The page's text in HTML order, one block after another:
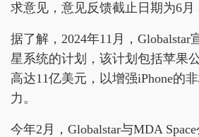
求意见，意见反馈截止日期为6月
据了解，2024年11月，Globalstar
星系统的计划，该计划包括苹果
高达11亿美元，以增强iPhone的
力。
今年2月，Globalstar与MDA